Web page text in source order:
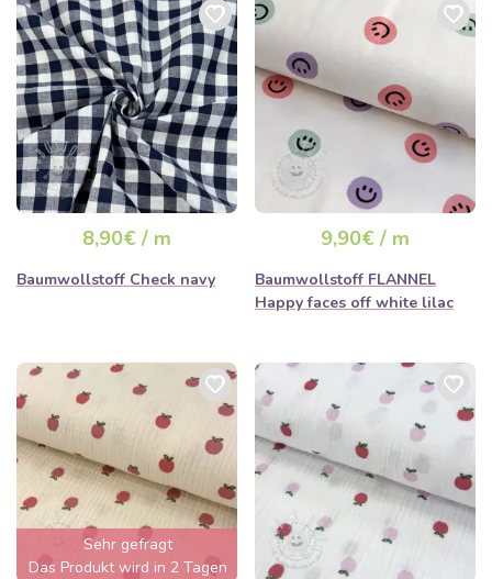
8,90€ / m
Baumwollstoff Check navy
9,90€ / m
Baumwollstoff FLANNEL
Happy faces off white lilac
Sehr gefragt
Das Produkt wird in 2 Tagen